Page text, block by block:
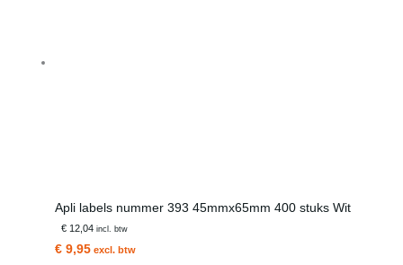
Apli labels nummer 393 45mmx65mm 400 stuks Wit
€ 12,04incl. btw
€ 9,95 excl. btw